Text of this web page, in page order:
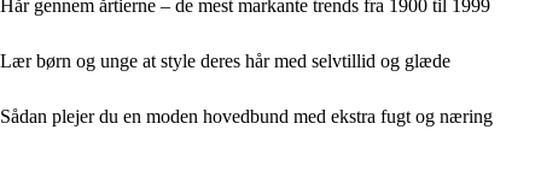
Hår gennem årtierne – de mest markante trends fra 1900 til 1999
Lær børn og unge at style deres hår med selvtillid og glæde
Sådan plejer du en moden hovedbund med ekstra fugt og næring